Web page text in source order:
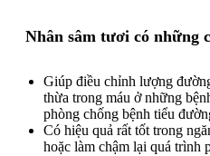
Nhân sâm tươi có những
Giúp điều chỉnh lượng
thừa trong máu ở những
phòng chống bệnh tiểu
Có hiệu quả rất tốt trong
hoặc làm chậm lại quá trình